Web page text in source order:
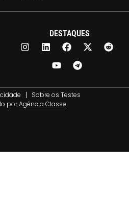
DESTAQUES
Sobre os Testes
porAgência Classe